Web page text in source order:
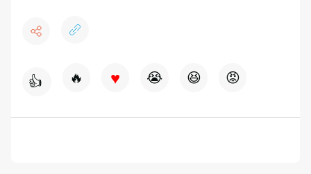
👍 🔥 ♥ 😭 😆 😡